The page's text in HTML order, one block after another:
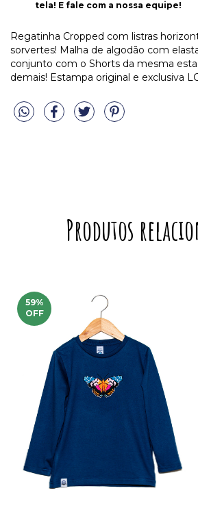
tela! E fale com a nossa equipe!
Regatinha Cropped com listras
sorvertes! Malha de algodão com
conjunto com o Shorts da mesma
demais! Estampa original e exclusiva
Produtos
59%
OFF